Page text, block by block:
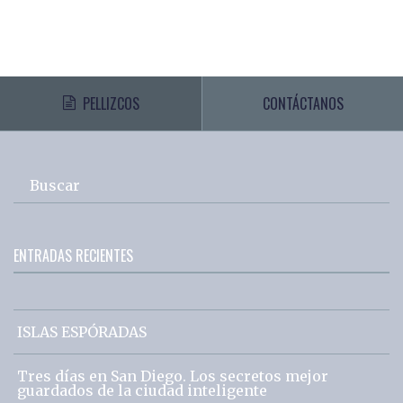
PELLIZCOS CONTÁCTANOS
Buscar
ENTRADAS RECIENTES
ISLAS ESPÓRADAS
Tres días en San Diego. Los secretos mejor
guardados de la ciudad inteligente